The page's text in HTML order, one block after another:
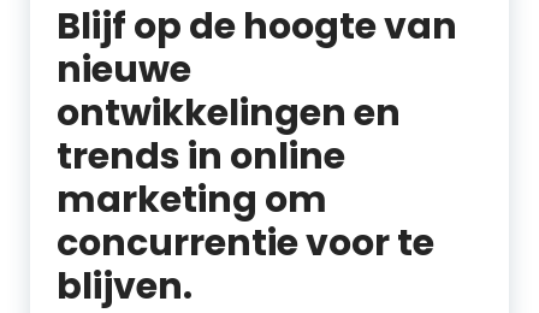
Blijf op de hoogte van
nieuwe
ontwikkelingen en
trends in online
marketing om
concurrentie voor te
blijven.